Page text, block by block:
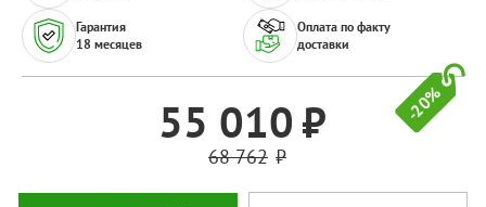
-20%
Гарантия
18 месяцев
Оплата по факту
доставки
55 010
68 762